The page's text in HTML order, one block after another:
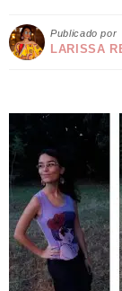
Publicado por
LARISSA